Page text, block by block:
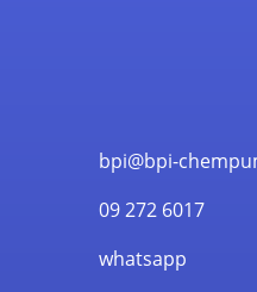
bpi@bpi-
09 272 6017
whatsapp